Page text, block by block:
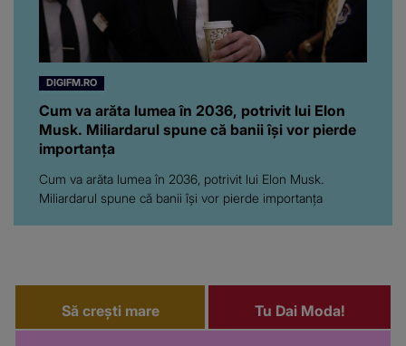
DIGIFM.RO
Cum va arăta lumea în 2036, potrivit lui Elon
Musk. Miliardarul spune că banii își vor pierde
importanța
Cum va arăta lumea în 2036, potrivit lui Elon Musk.
Miliardarul spune că banii își vor pierde importanța
Să crești mare Tu Dai Moda!